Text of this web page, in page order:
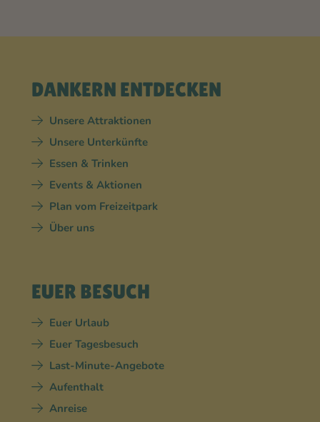
DANKERN ENTDECKEN
Unsere Attraktionen
Unsere Unterkünfte
Essen & Trinken
Events & Aktionen
Plan vom Freizeitpark
Über uns
EUER BESUCH
Euer Urlaub
Euer Tagesbesuch
Last-Minute-Angebote
Aufenthalt
Anreise